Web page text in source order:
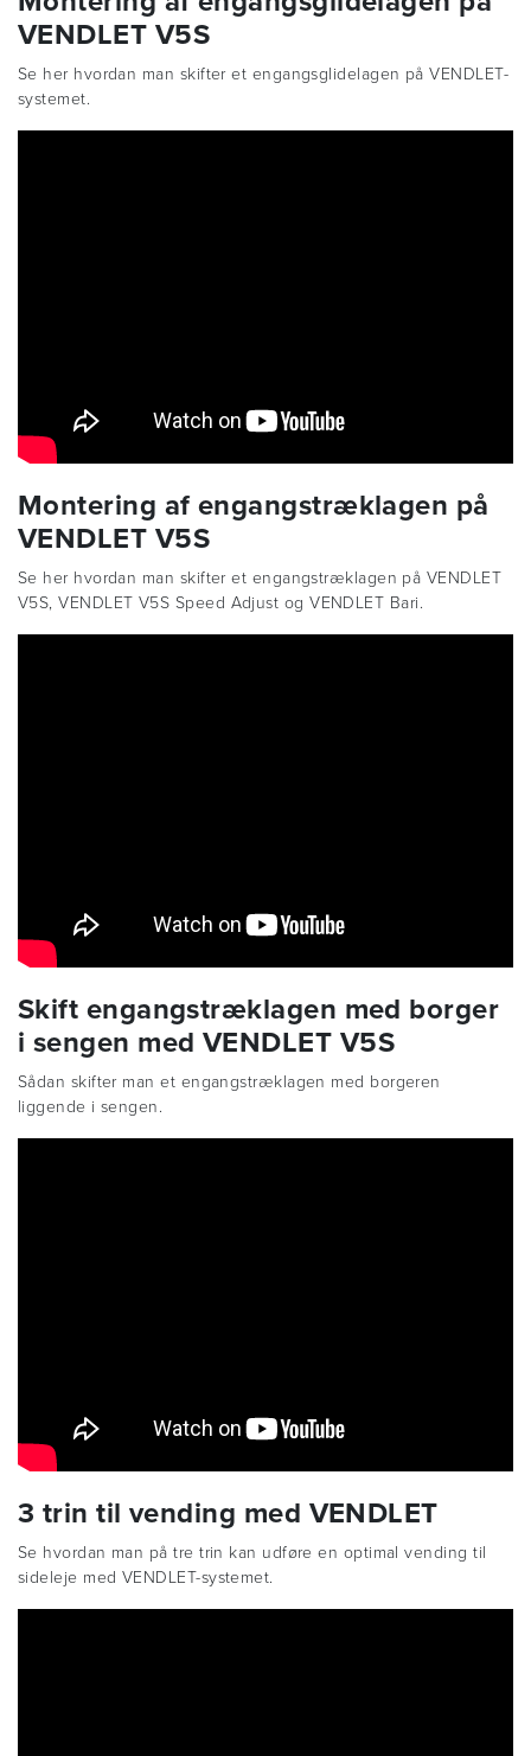
VENDLET V5S
Se her hvordan man skifter et engangsglidelagen på VENDLET-
systemet.
Montering af engangstræklagen på
VENDLET V5S
Se her hvordan man skifter et engangstræklagen på VENDLET
V5S, VENDLET V5S Speed Adjust og VENDLET Bari.
Skift engangstræklagen med borger
i sengen med VENDLET V5S
Sådan skifter man et engangstræklagen med borgeren
liggende i sengen.
3 trin til vending med VENDLET
Se hvordan man på tre trin kan udføre en optimal vending til
sideleje med VENDLET-systemet.